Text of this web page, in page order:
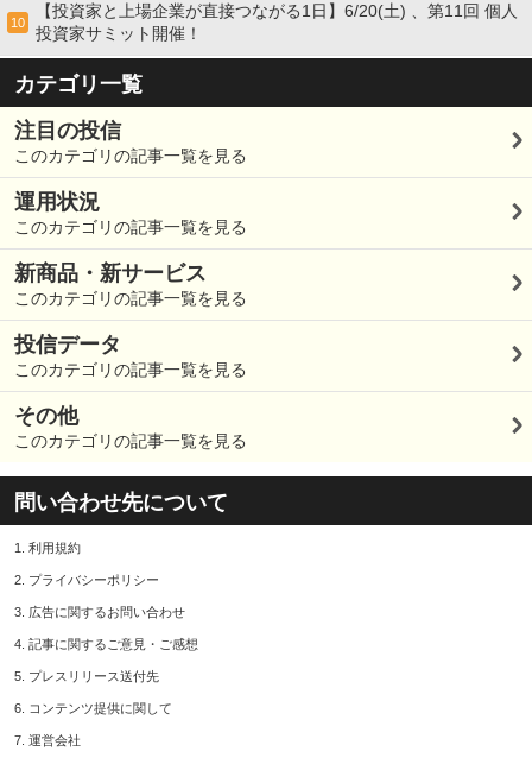
10
【投資家と上場企業が直接つながる1日】6/20(土) 、第11回 個人
投資家サミット開催！
カテゴリ一覧
注目の投信
このカテゴリの記事一覧を見る
運用状況
このカテゴリの記事一覧を見る
新商品・新サービス
このカテゴリの記事一覧を見る
投信データ
このカテゴリの記事一覧を見る
その他
このカテゴリの記事一覧を見る
問い合わせ先について
1. 利用規約
2. プライバシーポリシー
3. 広告に関するお問い合わせ
4. 記事に関するご意見・ご感想
5. プレスリリース送付先
6. コンテンツ提供に関して
7. 運営会社